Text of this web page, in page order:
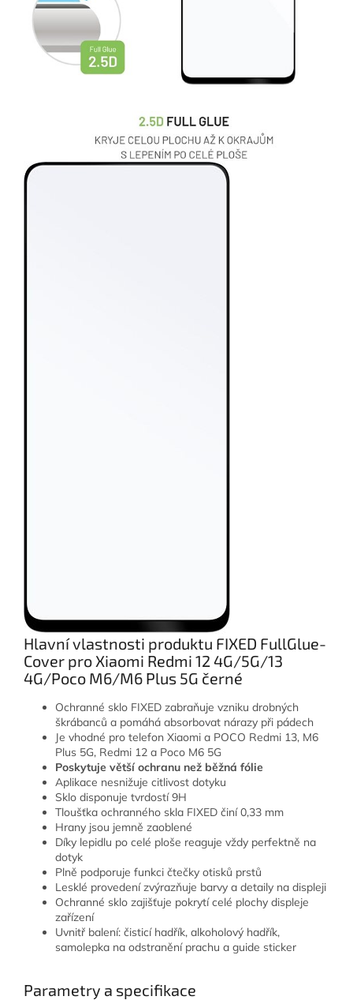
Hlavní vlastnosti produktu FIXED FullGlue-
Cover pro Xiaomi Redmi 12 4G/5G/13
4G/Poco M6/M6 Plus 5G černé
Ochranné sklo FIXED zabraňuje vzniku drobných
škrábanců a pomáhá absorbovat nárazy při pádech
Je vhodné pro telefon Xiaomi a POCO Redmi 13, M6
Plus 5G, Redmi 12 a Poco M6 5G
Poskytuje větší ochranu než běžná fólie
Aplikace nesnižuje citlivost dotyku
Sklo disponuje tvrdostí 9H
Tloušťka ochranného skla FIXED činí 0,33 mm
Hrany jsou jemně zaoblené
Díky lepidlu po celé ploše reaguje vždy perfektně na
dotyk
Plně podporuje funkci čtečky otisků prstů
Lesklé provedení zvýrazňuje barvy a detaily na displeji
Ochranné sklo zajišťuje pokrytí celé plochy displeje
zařízení
Uvnitř balení: čisticí hadřík, alkoholový hadřík,
samolepka na odstranění prachu a guide sticker
Parametry a specifikace